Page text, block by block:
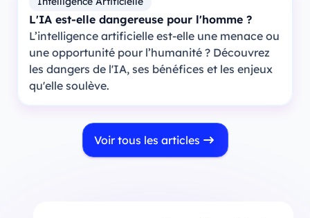
L'IA est-elle dangereuse pour l'homme ?
L’intelligence artificielle est-elle une menace ou
une opportunité pour l’humanité ? Découvrez
les dangers de l'IA, ses bénéfices et les enjeux
qu'elle soulève.
Voir tous les articles